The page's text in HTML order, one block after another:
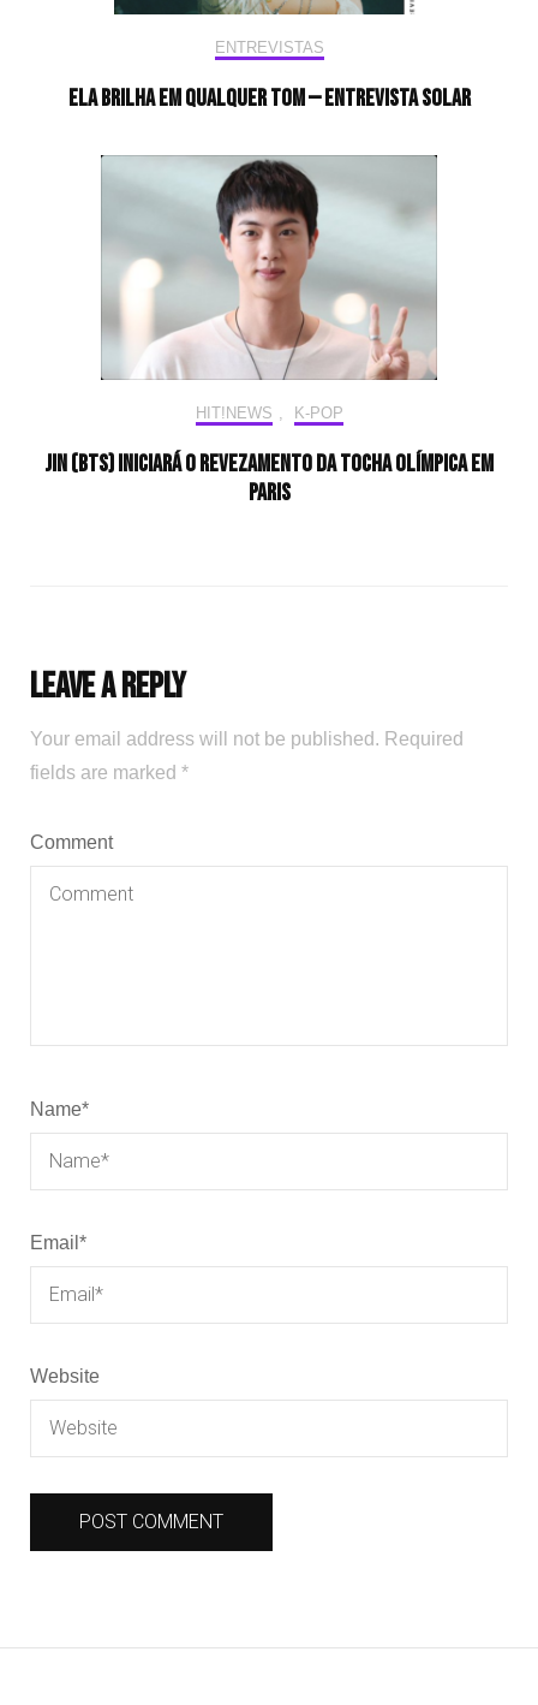
ENTREVISTAS
Ela brilha em qualquer tom — Entrevista Solar
HIT!NEWS K-POP
Jin (BTS) iniciará o revezamento da tocha olímpica em
Paris
Leave a Reply
Your email address will not be published. Required
fields are marked *
Comment
Name*
Email *
Website